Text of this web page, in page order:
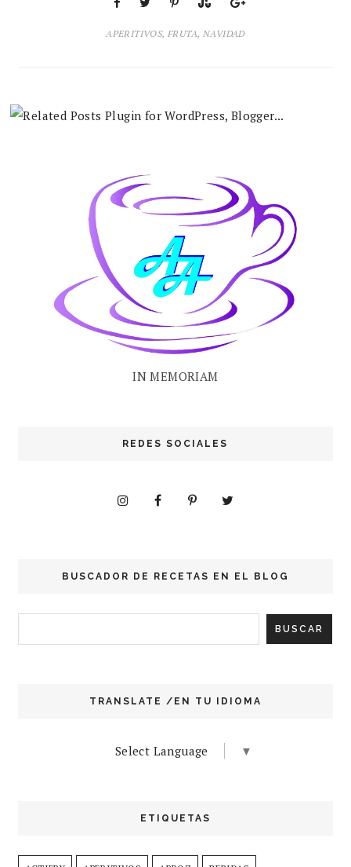
APERITIVOS, FRUTA, NAVIDAD
IN MEMORIAM
REDES SOCIALES
BUSCADOR DE RECETAS EN EL BLOG
TRANSLATE /EN TU IDIOMA
Select Language ▼
ETIQUETAS